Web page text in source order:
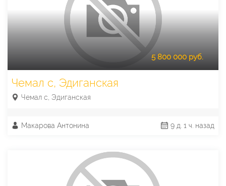
5 800 000 руб.
Чемал с, Эдиганская
Чемал с, Эдиганская
Макарова Антонина 9 д. 1 ч. назад